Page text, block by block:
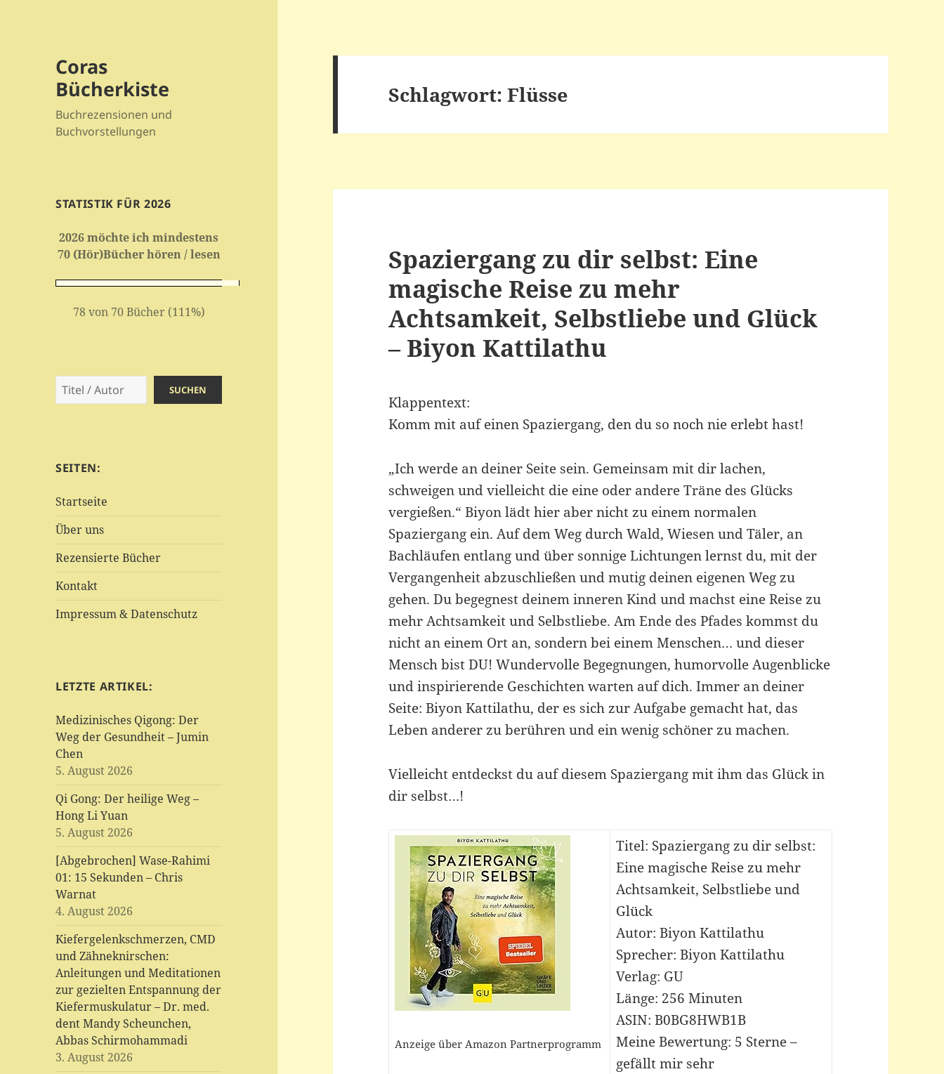
Coras
Bücherkiste
Buchrezensionen und
Buchvorstellungen
STATISTIK FÜR 2026
2026 möchte ich mindestens
70 (Hör)Bücher hören / lesen
78 von 70 Bücher (111%)
Suchen SUCHEN
SEITEN:
Startseite
Über uns
Rezensierte Bücher
Kontakt
Impressum & Datenschutz
LETZTE ARTIKEL:
Medizinisches Qigong: Der
Weg der Gesundheit – Jumin
Chen
5. August 2026
Qi Gong: Der heilige Weg –
Hong Li Yuan
5. August 2026
[Abgebrochen] Wase-Rahimi
01: 15 Sekunden – Chris
Warnat
4. August 2026
Kiefergelenkschmerzen, CMD
und Zähneknirschen:
Anleitungen und Meditationen
zur gezielten Entspannung der
Kiefermuskulatur – Dr. med.
dent Mandy Scheunchen,
Abbas Schirmohammadi
3. August 2026
Schlagwort:Flüsse
Spaziergang zu dir selbst: Eine
magische Reise zu mehr
Achtsamkeit, Selbstliebe und Glück
– Biyon Kattilathu
Klappentext:
Komm mit auf einen Spaziergang, den du so noch nie erlebt hast!
„Ich werde an deiner Seite sein. Gemeinsam mit dir lachen,
schweigen und vielleicht die eine oder andere Träne des Glücks
vergießen.“ Biyon lädt hier aber nicht zu einem normalen
Spaziergang ein. Auf dem Weg durch Wald, Wiesen und Täler, an
Bachläufen entlang und über sonnige Lichtungen lernst du, mit der
Vergangenheit abzuschließen und mutig deinen eigenen Weg zu
gehen. Du begegnest deinem inneren Kind und machst eine Reise zu
mehr Achtsamkeit und Selbstliebe. Am Ende des Pfades kommst du
nicht an einem Ort an, sondern bei einem Menschen… und dieser
Mensch bist DU! Wundervolle Begegnungen, humorvolle Augenblicke
und inspirierende Geschichten warten auf dich. Immer an deiner
Seite: Biyon Kattilathu, der es sich zur Aufgabe gemacht hat, das
Leben anderer zu berühren und ein wenig schöner zu machen.
Vielleicht entdeckst du auf diesem Spaziergang mit ihm das Glück in
dir selbst…!
Anzeige über Amazon Partnerprogramm
Titel: Spaziergang zu dir selbst:
Eine magische Reise zu mehr
Achtsamkeit, Selbstliebe und
Glück
Autor: Biyon Kattilathu
Sprecher: Biyon Kattilathu
Verlag: GU
Länge: 256 Minuten
ASIN: B0BG8HWB1B
Meine Bewertung: 5 Sterne –
gefällt mir sehr